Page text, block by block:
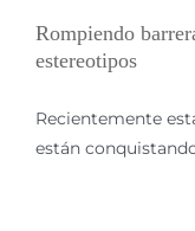
Rompiendo
estereotipos
Recientemente
están